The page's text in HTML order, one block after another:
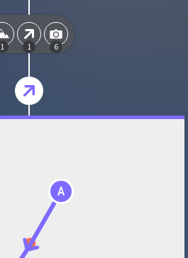
1 1 6
A